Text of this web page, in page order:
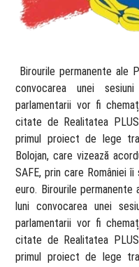
Birourile permanente ale
convocarea unei
parlamentarii vor fi
citate de Realitatea
primul proiect de lege
Bolojan, care vizează
SAFE, prin care României
euro. Birourile permanente
luni convocarea unei
parlamentarii vor fi
citate de Realitatea
primul proiect de lege